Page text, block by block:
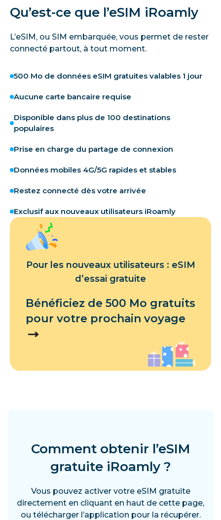
Qu’est-ce que l’eSIM iRoamly
L’eSIM, ou SIM embarquée, vous permet de rester
connecté partout, à tout moment.
500 Mo de données eSIM gratuites valables 1 jour
Aucune carte bancaire requise
Disponible dans plus de 100 destinations
populaires
Prise en charge du partage de connexion
Données mobiles 4G/5G rapides et stables
Restez connecté dès votre arrivée
Exclusif aux nouveaux utilisateurs iRoamly
Pour les nouveaux utilisateurs : eSIM
d’essai gratuite
Bénéficiez de 500 Mo gratuits
pour votre prochain voyage
Comment obtenir l’eSIM
gratuite iRoamly ?
Vous pouvez activer votre eSIM gratuite
directement en cliquant en haut de cette page,
ou télécharger l’application pour la récupérer.